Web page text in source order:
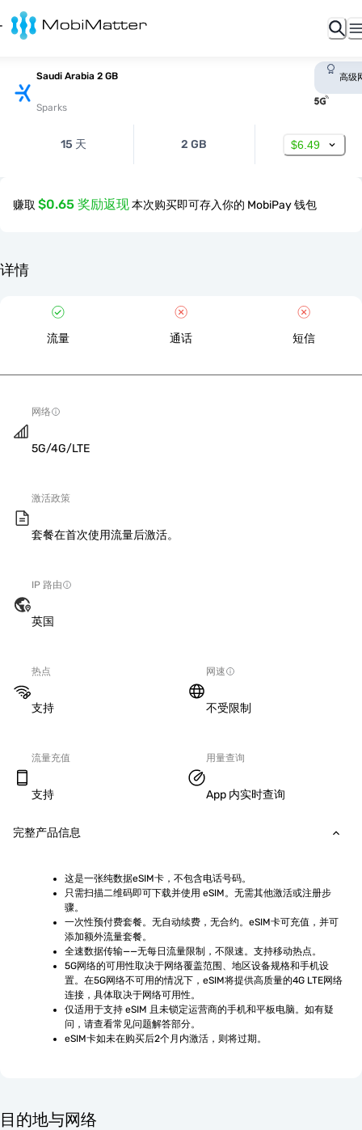
Saudi Arabia 2 GB
Sparks
高级
15 天 2 GB $6.49
赚取 $0.65 奖励返现本次购买即可存入你的 MobiPay 钱包
详情
流量 通话 短信
网络
5G/4G/LTE
激活政策
套餐在首次使用流量后激活。
IP 路由
英国
热点
支持
网速
不受限制
流量充值
支持
用量查询
App 内实时查询
完整产品信息
这是一张纯数据eSIM卡，不包含电话号码。
只需扫描二维码即可下载并使用 eSIM。无需其他激活或注册步
骤。
一次性预付费套餐。无自动续费，无合约。eSIM卡可充值，并可
添加额外流量套餐。
全速数据传输——无每日流量限制，不限速。支持移动热点。
5G网络的可用性取决于网络覆盖范围、地区设备规格和手机设
置。在5G网络不可用的情况下，eSIM将提供高质量的4G LTE网络
连接，具体取决于网络可用性。
仅适用于支持 eSIM 且未锁定运营商的手机和平板电脑。如有疑
问，请查看常见问题解答部分。
eSIM卡如未在购买后2个月内激活，则将过期。
目的地与网络